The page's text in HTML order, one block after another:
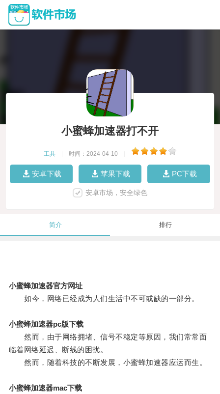
小蜜蜂加速器打不开
工具 时间：2024-04-10
安卓下载 苹果下载 PC下载
安卓市场，安全绿色
简介 排行
小蜜蜂加速器官方网址
如今，网络已经成为人们生活中不可或缺的一部分。
小蜜蜂加速器pc版下载
然而，由于网络拥堵、信号不稳定等原因，我们常常面
临着网络延迟、断线的困扰。
然而，随着科技的不断发展，小蜜蜂加速器应运而生。
小蜜蜂加速器mac下载